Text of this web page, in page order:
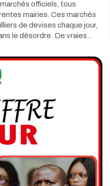
officiels, tous
mairies. Ces marchés
de devises chaque jour,
le désordre. De vraies…